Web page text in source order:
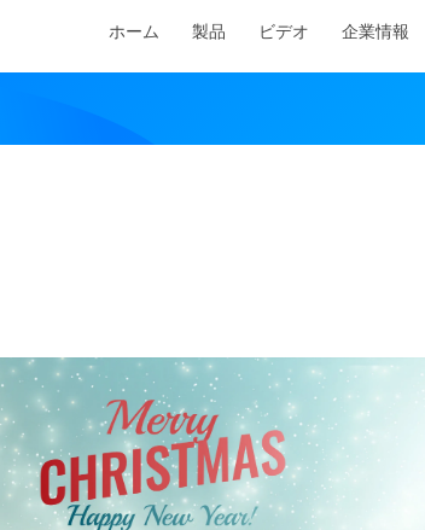
ホーム 製品 ビデオ 企業情報